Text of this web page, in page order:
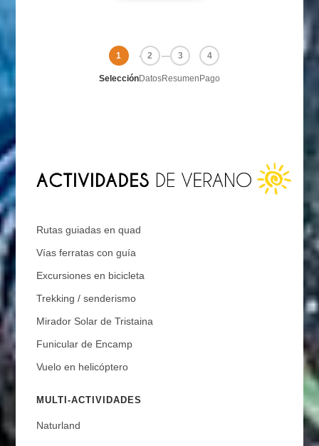
1
Selección
2
Datos
3
Resumen
4
Pago
Rutas guiadas en quad
Vías ferratas con guía
Excursiones en bicicleta
Trekking / senderismo
Mirador Solar de Tristaina
Funicular de Encamp
Vuelo en helicóptero
MULTI-ACTIVIDADES
Naturland